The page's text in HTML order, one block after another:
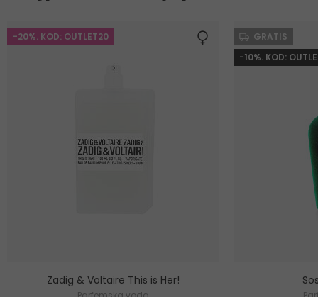
-20%. KOD: OUTLET20
Zadig & Voltaire This is Her!
GRATIS
-10%. KOD: